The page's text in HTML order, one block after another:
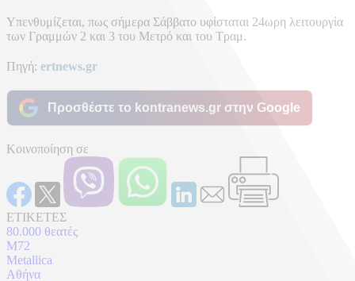
Υπενθυμίζεται, πως σήμερα Σάββατο υφίσταται 24ωρη λειτουργία
των Γραμμών 2 και 3 του Μετρό και του Τραμ.
Πηγή: ertnews.gr
Προσθέστε το kontranews.gr στην Google
Κοινοποίηση σε
ΕΤΙΚΕΤΕΣ
80.000 θεατές
M72
Metallica
Αθήνα